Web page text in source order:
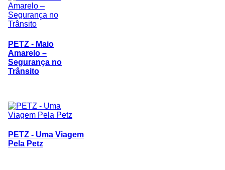
PETZ - Maio
Amarelo –
Segurança no
Trânsito
PETZ - Uma Viagem
Pela Petz